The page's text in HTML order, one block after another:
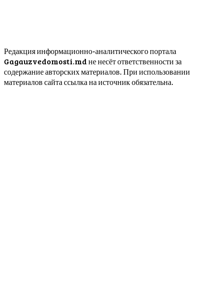
Редакция информационно-аналитического портала
Gagauzvedomosti.md не несёт ответственности за
содержание авторских материалов. При использовании
материалов сайта ссылка на источник обязательна.